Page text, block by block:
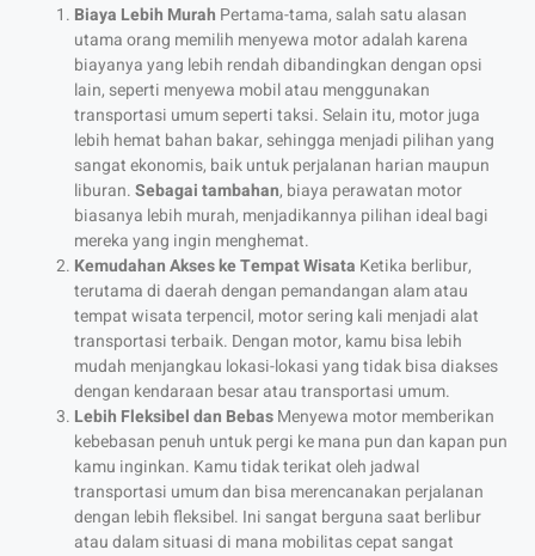
Biaya Lebih Murah Pertama-tama, salah satu alasan
utama orang memilih menyewa motor adalah karena
biayanya yang lebih rendah dibandingkan dengan opsi
lain, seperti menyewa mobil atau menggunakan
transportasi umum seperti taksi. Selain itu, motor juga
lebih hemat bahan bakar, sehingga menjadi pilihan yang
sangat ekonomis, baik untuk perjalanan harian maupun
liburan.Sebagai tambahan, biaya perawatan motor
biasanya lebih murah, menjadikannya pilihan ideal bagi
mereka yang ingin menghemat.
Kemudahan Akses ke Tempat Wisata Ketika berlibur,
terutama di daerah dengan pemandangan alam atau
tempat wisata terpencil, motor sering kali menjadi alat
transportasi terbaik. Dengan motor, kamu bisa lebih
mudah menjangkau lokasi-lokasi yang tidak bisa diakses
dengan kendaraan besar atau transportasi umum.
Lebih Fleksibel dan BebasMenyewa motor memberikan
kebebasan penuh untuk pergi ke mana pun dan kapan pun
kamu inginkan. Kamu tidak terikat oleh jadwal
transportasi umum dan bisa merencanakan perjalanan
dengan lebih fleksibel. Ini sangat berguna saat berlibur
atau dalam situasi di mana mobilitas cepat sangat